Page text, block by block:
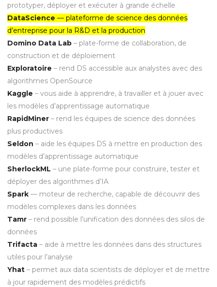
prototyper, déployer et exécuter à grande échelle
DataScience — plateforme de science des données
d’entreprise pour la R&D et la production
Domino Data Lab – plate-forme de collaboration, de
construction et de déploiement
Exploratoire – rend DS accessible aux analystes avec des
algorithmes OpenSource
Kaggle – vous aide à apprendre, à travailler et à jouer avec
les modèles d’apprentissage automatique
RapidMiner – rend les équipes de science des données
plus productives
Seldon – aide les équipes DS à mettre en production des
modèles d’apprentissage automatique
SherlockML – une plate-forme pour construire, tester et
déployer des algorithmes d’IA
Spark — moteur de recherche, capable de découvrir des
modèles complexes dans les données
Tamr – rend possible l’unification des données des silos de
données
Trifacta – aide à mettre les données dans des structures
utiles pour l’analyse
Yhat – permet aux data scientists de déployer et de mettre
à jour rapidement des modèles prédictifs